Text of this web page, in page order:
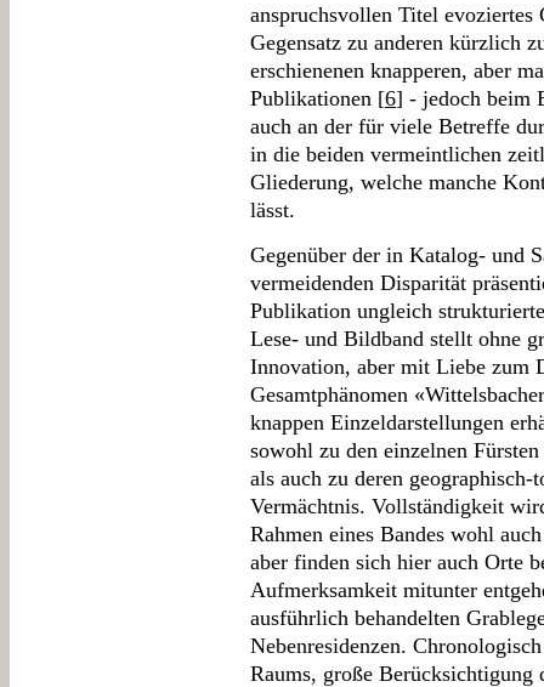
anspruchsvollen Titel
Gegensatz zu anderen kürzlich
erschienenen knapperen, aber
Publikationen [6] - jedoch beim
auch an der für viele Betreffe
in die beiden vermeintlichen
Gliederung, welche manche
lässt.
Gegenüber der in Katalog- und
vermeidenden Disparität
Publikation ungleich
Lese- und Bildband stellt ohne
Innovation, aber mit Liebe zum
Gesamtphänomen
knappen Einzeldarstellungen
sowohl zu den einzelnen
als auch zu deren
Vermächtnis. Vollständigkeit
Rahmen eines Bandes wohl
aber finden sich hier auch Orte
Aufmerksamkeit mitunter
ausführlich behandelten
Nebenresidenzen.
Raums, große Berücksichtigung